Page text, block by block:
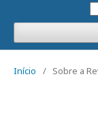
Início / Sobre a